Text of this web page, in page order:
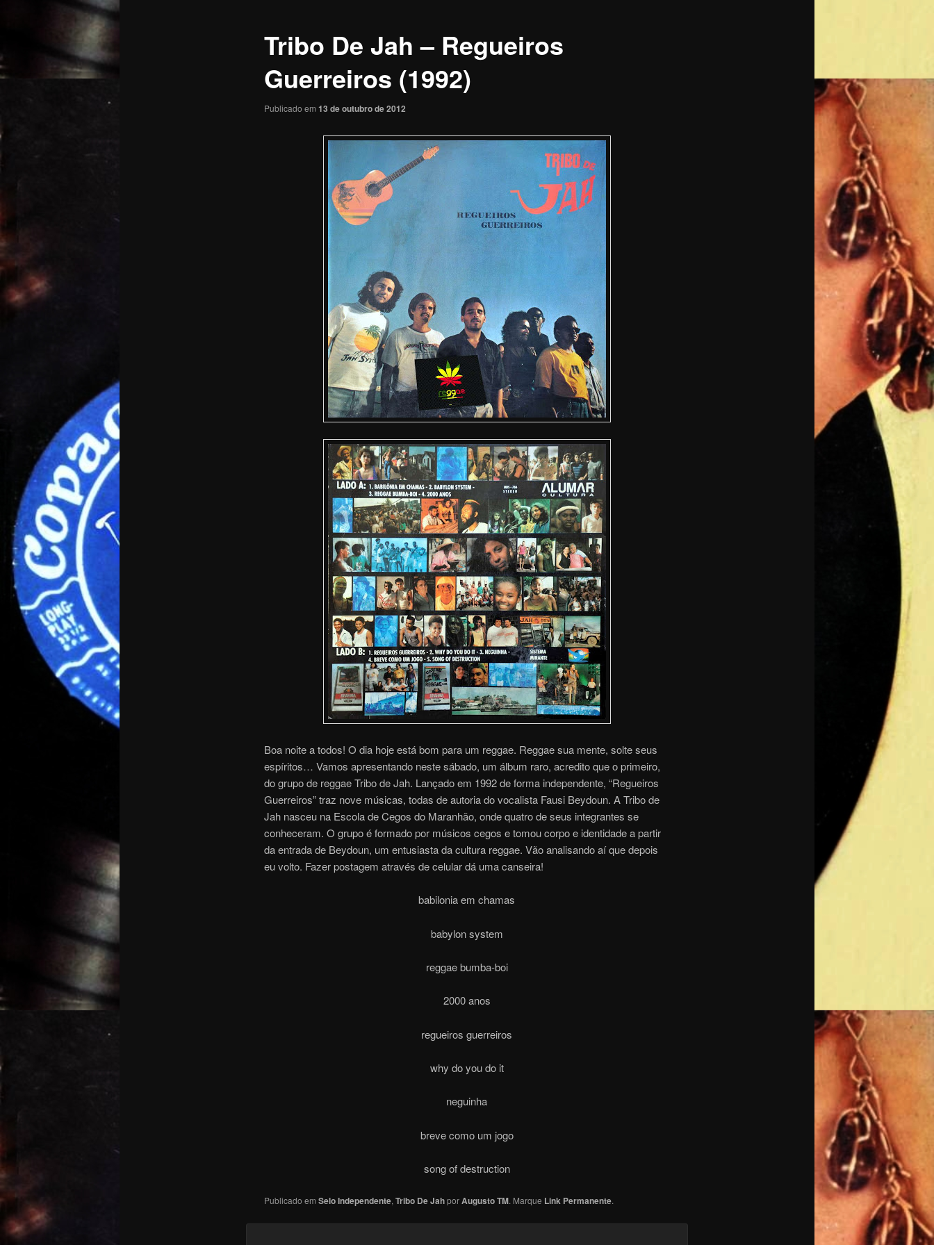
Tribo De Jah – Regueiros
Guerreiros (1992)
Publicado em 13 de outubro de 2012
Boa noite a todos! O dia hoje está bom para um reggae. Reggae sua mente, solte seus
espíritos… Vamos apresentando neste sábado, um álbum raro, acredito que o primeiro,
do grupo de reggae Tribo de Jah. Lançado em 1992 de forma independente, “Regueiros
Guerreiros” traz nove músicas, todas de autoria do vocalista Fausi Beydoun. A Tribo de
Jah nasceu na Escola de Cegos do Maranhão, onde quatro de seus integrantes se
conheceram. O grupo é formado por músicos cegos e tomou corpo e identidade a partir
da entrada de Beydoun, um entusiasta da cultura reggae. Vão analisando aí que depois
eu volto. Fazer postagem através de celular dá uma canseira!
babilonia em chamas
babylon system
reggae bumba-boi
2000 anos
regueiros guerreiros
why do you do it
neguinha
breve como um jogo
song of destruction
Publicado em Selo Independente, Tribo De JahporAugusto TM. Marque Link Permanente.